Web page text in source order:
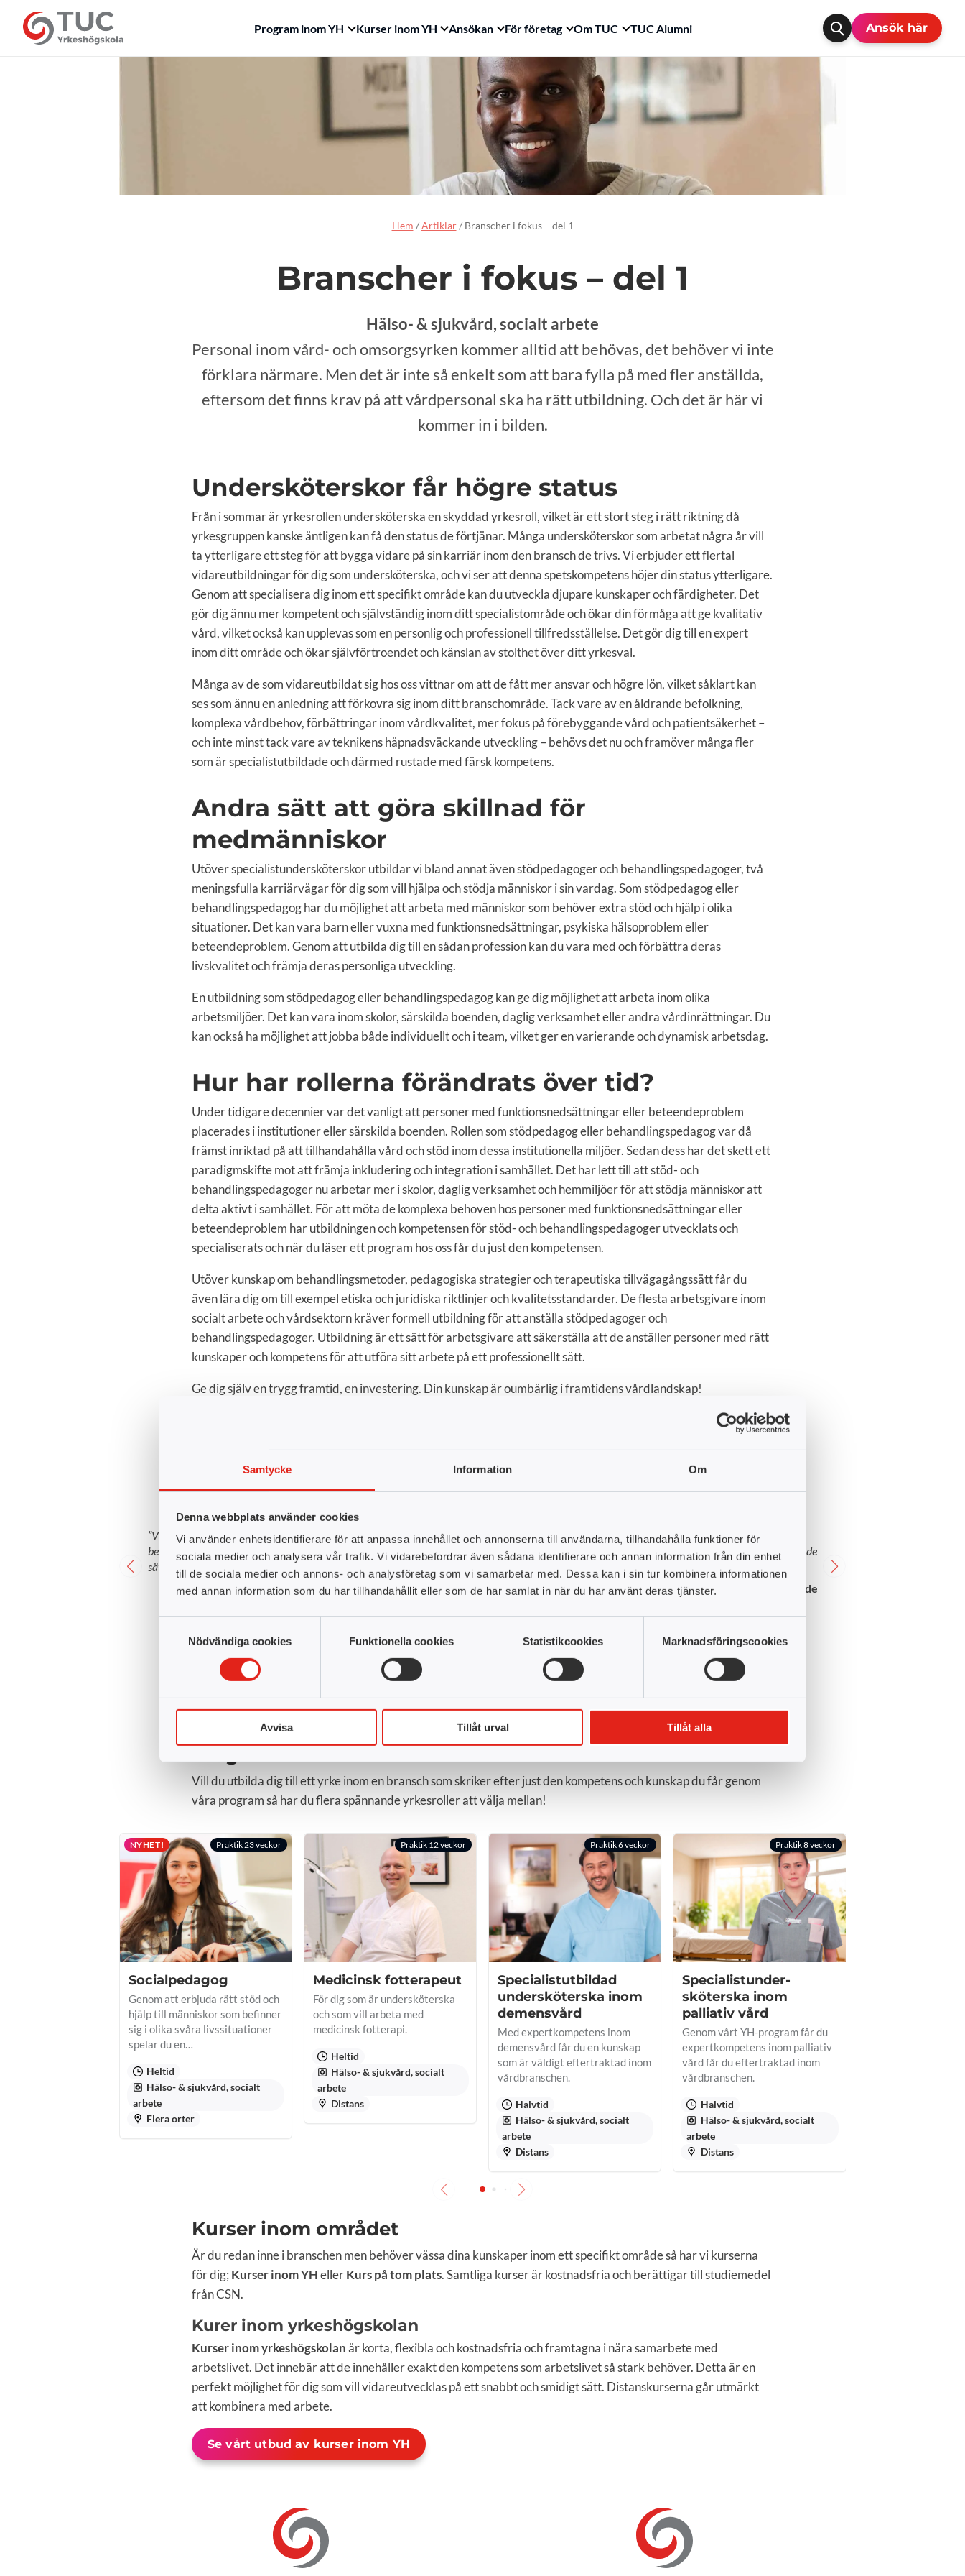
Samtycke Information Om
Denna webbplats använder cookies
Vi använder enhetsidentifierare för att anpassa innehållet och annonserna till användarna, tillhandahålla funktioner för
sociala medier och analysera vår trafik. Vi vidarebefordrar även sådana identifierare och annan information från din enhet
till de sociala medier och annons- och analysföretag som vi samarbetar med. Dessa kan i sin tur kombinera informationen
med annan information som du har tillhandahållit eller som de har samlat in när du har använt deras tjänster.
Nödvändiga cookies
Funktionella cookies Statistikcookies Marknadsföringscookies
Avvisa Tillåt urval Tillåt alla
Program inom YH Kurser inom YH Ansökan För företag Om TUC TUC Alumni Ansök här
Hem /Artiklar/ Branscher i fokus – del 1
Branscher i fokus – del 1
Hälso- & sjukvård, socialt arbete
Personal inom vård- och omsorgsyrken kommer alltid att behövas, det behöver vi inte
förklara närmare. Men det är inte så enkelt som att bara fylla på med fler anställda,
eftersom det finns krav på att vårdpersonal ska ha rätt utbildning. Och det är här vi
kommer in i bilden.
Undersköterskor får högre status
Från i sommar är yrkesrollen undersköterska en skyddad yrkesroll, vilket är ett stort steg i rätt riktning då
yrkesgruppen kanske äntligen kan få den status de förtjänar. Många undersköterskor som arbetat några år vill
ta ytterligare ett steg för att bygga vidare på sin karriär inom den bransch de trivs. Vi erbjuder ett flertal
vidareutbildningar för dig som undersköterska, och vi ser att denna spetskompetens höjer din status ytterligare.
Genom att specialisera dig inom ett specifikt område kan du utveckla djupare kunskaper och färdigheter. Det
gör dig ännu mer kompetent och självständig inom ditt specialistområde och ökar din förmåga att ge kvalitativ
vård, vilket också kan upplevas som en personlig och professionell tillfredsställelse. Det gör dig till en expert
inom ditt område och ökar självförtroendet och känslan av stolthet över ditt yrkesval.
Många av de som vidareutbildat sig hos oss vittnar om att de fått mer ansvar och högre lön, vilket såklart kan
ses som ännu en anledning att förkovra sig inom ditt branschområde. Tack vare av en åldrande befolkning,
komplexa vårdbehov, förbättringar inom vårdkvalitet, mer fokus på förebyggande vård och patientsäkerhet –
och inte minst tack vare av teknikens häpnadsväckande utveckling – behövs det nu och framöver många fler
som är specialistutbildade och därmed rustade med färsk kompetens.
Andra sätt att göra skillnad för
medmänniskor
Utöver specialistundersköterskor utbildar vi bland annat även stödpedagoger och behandlingspedagoger, två
meningsfulla karriärvägar för dig som vill hjälpa och stödja människor i sin vardag. Som stödpedagog eller
behandlingspedagog har du möjlighet att arbeta med människor som behöver extra stöd och hjälp i olika
situationer. Det kan vara barn eller vuxna med funktionsnedsättningar, psykiska hälsoproblem eller
beteendeproblem. Genom att utbilda dig till en sådan profession kan du vara med och förbättra deras
livskvalitet och främja deras personliga utveckling.
En utbildning som stödpedagog eller behandlingspedagog kan ge dig möjlighet att arbeta inom olika
arbetsmiljöer. Det kan vara inom skolor, särskilda boenden, daglig verksamhet eller andra vårdinrättningar. Du
kan också ha möjlighet att jobba både individuellt och i team, vilket ger en varierande och dynamisk arbetsdag.
Hur har rollerna förändrats över tid?
Under tidigare decennier var det vanligt att personer med funktionsnedsättningar eller beteendeproblem
placerades i institutioner eller särskilda boenden. Rollen som stödpedagog eller behandlingspedagog var då
främst inriktad på att tillhandahålla vård och stöd inom dessa institutionella miljöer. Sedan dess har det skett ett
paradigmskifte mot att främja inkludering och integration i samhället. Det har lett till att stöd- och
behandlingspedagoger nu arbetar mer i skolor, daglig verksamhet och hemmiljöer för att stödja människor att
delta aktivt i samhället. För att möta de komplexa behoven hos personer med funktionsnedsättningar eller
beteendeproblem har utbildningen och kompetensen för stöd- och behandlingspedagoger utvecklats och
specialiserats och när du läser ett program hos oss får du just den kompetensen.
Utöver kunskap om behandlingsmetoder, pedagogiska strategier och terapeutiska tillvägagångssätt får du
även lära dig om till exempel etiska och juridiska riktlinjer och kvalitetsstandarder. De flesta arbetsgivare inom
socialt arbete och vårdsektorn kräver formell utbildning för att anställa stödpedagoger och
behandlingspedagoger. Utbildning är ett sätt för arbetsgivare att säkerställa att de anställer personer med rätt
kunskaper och kompetens för att utföra sitt arbete på ett professionellt sätt.
Ge dig själv en trygg framtid, en investering. Din kunskap är oumbärlig i framtidens vårdlandskap!
”Vi talar mycket om jämställdhet och balans i vårt samhälle, vi
behöver vända blad för att komma ifrån det gamla traditionella
sättet att se på vissa yrken.”
Azhar Maji, tandsköterska
“Jag är väldigt nöjd hittills med utbildningen jag går och man får
verkligen utvecklas och lära sig så mycket. Är så glad att jag hittade
er skola och utbildning.”
Kristina Unga Carlberg, studerande
Vill du utbilda dig till ett yrke inom en bransch som skriker efter just den kompetens och kunskap du får genom
våra program så har du flera spännande yrkesroller att välja mellan!
NYHET! Praktik 23 veckor
Socialpedagog
Genom att erbjuda rätt stöd och
hjälp till människor som befinner
sig i olika svåra livssituationer
spelar du en…
Heltid
Hälso- & sjukvård, socialt
arbete
Flera orter
Praktik 12 veckor
Medicinsk fotterapeut
För dig som är undersköterska
och som vill arbeta med
medicinsk fotterapi.
Heltid
Hälso- & sjukvård, socialt
arbete
Distans
Praktik 6 veckor
Specialist­utbildad
under­sköterska inom
demens­vård
Med expertkompetens inom
demensvård får du en kunskap
som är väldigt eftertraktad inom
vårdbranschen.
Halvtid
Hälso- & sjukvård, socialt
arbete
Distans
Praktik 8 veckor
Specialist­under­
sköterska inom
palliativ vård
Genom vårt YH-program får du
expertkompetens inom palliativ
vård får du eftertraktad inom
vårdbranschen.
Halvtid
Hälso- & sjukvård, socialt
arbete
Distans
Kurser inom området
Är du redan inne i branschen men behöver vässa dina kunskaper inom ett specifikt område så har vi kurserna
för dig; Kurser inom YHellerKurs på tom plats. Samtliga kurser är kostnadsfria och berättigar till studiemedel
från CSN.
Kurer inom yrkeshögskolan
Kurser inom yrkeshögskolanär korta, flexibla och kostnadsfria och framtagna i nära samarbete med
arbetslivet. Det innebär att de innehåller exakt den kompetens som arbetslivet så stark behöver. Detta är en
perfekt möjlighet för dig som vill vidareutvecklas på ett snabbt och smidigt sätt. Distanskurserna går utmärkt
att kombinera med arbete.
Se vårt utbud av kurser inom YH